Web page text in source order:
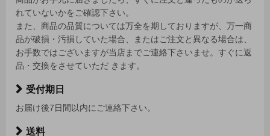
れていないかをご確認下さい。
また、商品の品質については万全を期しておりますが、万一商
品が破損・汚損していた場合、またはご注文と異なる場合は、
お手数ではございますが当店までご連絡下さいませ。すぐに返
品・交換をさせていただ きます。
受付期日
お届け後7日間以内にご連絡下さい。
送料